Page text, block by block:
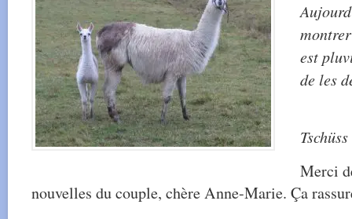
est
de les
Tschüss
Merci
nouvelles du couple, chère Anne-Marie. Ça